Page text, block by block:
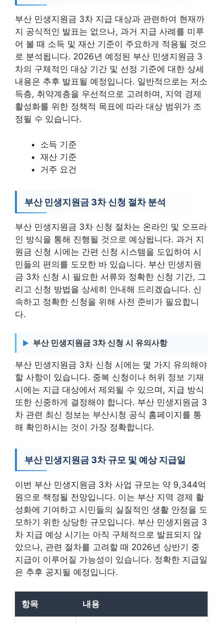
부산 민생지원금 3차 지급 대상과 관련하여 현재까
지 공식적인 발표는 없으나, 과거 지급 사례를 미루
어 볼 때 소득 및 재산 기준이 주요하게 적용될 것으
로 분석됩니다. 2026년 예정된 부산 민생지원금 3
차의 구체적인 대상 기간 및 선정 기준에 대한 상세
내용은 추후 발표될 예정입니다. 일반적으로는 저소
득층, 취약계층을 우선적으로 고려하며, 지역 경제
활성화를 위한 정책적 목표에 따라 대상 범위가 조
정될 수 있습니다.
소득 기준
재산 기준
거주 요건
부산 민생지원금 3차 신청 절차 분석
부산 민생지원금 3차 신청 절차는 온라인 및 오프라
인 방식을 통해 진행될 것으로 예상됩니다. 과거 지
원금 신청 시에는 간편 신청 시스템을 도입하여 시
민들의 편의를 도모한 바 있습니다. 부산 민생지원
금 3차 신청 시 필요한 서류와 정확한 신청 기간, 그
리고 신청 방법을 상세히 안내해 드리겠습니다. 신
속하고 정확한 신청을 위해 사전 준비가 필요합니
다.
부산 민생지원금 3차 신청 시 유의사항
부산 민생지원금 3차 신청 시에는 몇 가지 유의해야
할 사항이 있습니다. 중복 신청이나 허위 정보 기재
시에는 지급 대상에서 제외될 수 있으며, 지급 방식
또한 신중하게 결정해야 합니다. 부산 민생지원금 3
차 관련 최신 정보는 부산시청 공식 홈페이지를 통
해 확인하시는 것이 가장 정확합니다.
부산 민생지원금 3차 규모 및 예상 지급일
이번 부산 민생지원금 3차 사업 규모는 약 9,344억
원으로 책정될 전망입니다. 이는 부산 지역 경제 활
성화에 기여하고 시민들의 실질적인 생활 안정을 도
모하기 위한 상당한 규모입니다. 부산 민생지원금 3
차 지급 예상 시기는 아직 구체적으로 발표되지 않
았으나, 관련 절차를 고려할 때 2026년 상반기 중
지급이 이루어질 가능성이 있습니다. 정확한 지급일
은 추후 공지될 예정입니다.
항목 내용